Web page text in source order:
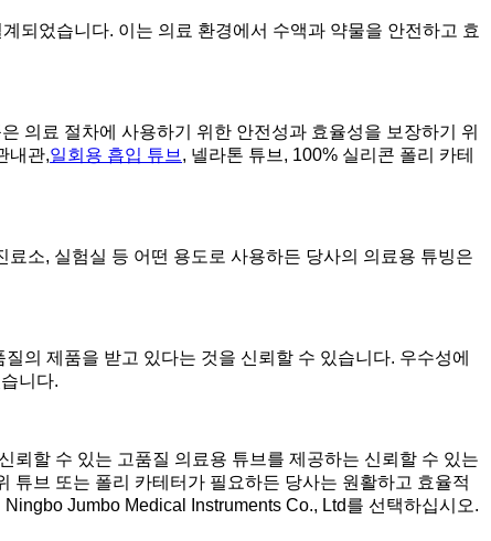
되었습니다. 이는 의료 환경에서 수액과 약물을 안전하고 효
의료 절차에 사용하기 위한 안전성과 효율성을 보장하기 위
내관,일회용 흡입 튜브, 넬라톤 튜브, 100% 실리콘 폴리 카테
소, 실험실 등 어떤 용도로 사용하든 당사의 의료용 튜빙은
의 제품을 받고 있다는 것을 신뢰할 수 있습니다. 우수성에
니다.
뢰할 수 있는 고품질 의료용 튜브를 제공하는 신뢰할 수 있는
튜브 또는 폴리 카테터가 필요하든 당사는 원활하고 효율적
Jumbo Medical Instruments Co., Ltd를 선택하십시오.